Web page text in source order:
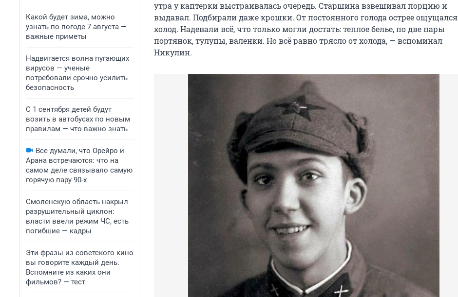
Какой будет зима, можно
узнать по погоде 7 августа —
важные приметы
Надвигается волна пугающих
вирусов — ученые
потребовали срочно усилить
безопасность
С 1 сентября детей будут
возить в автобусах по новым
правилам — что важно знать
Все думали, что Орейро и
Арана встречаются: что на
самом деле связывало самую
горячую пару 90-х
Смоленскую область накрыл
разрушительный циклон:
власти ввели режим ЧС, есть
погибшие — кадры
Эти фразы из советского кино
вы говорите каждый день.
Вспомните из каких они
фильмов? — тест
утра у каптерки выстраивалась очередь. Старшина взвешивал порцию и
выдавал. Подбирали даже крошки. От постоянного голода острее ощущался
холод. Надевали всё, что только могли достать: теплое белье, по две пары
портянок, тулупы, валенки. Но всё равно трясло от холода, — вспоминал
Никулин.